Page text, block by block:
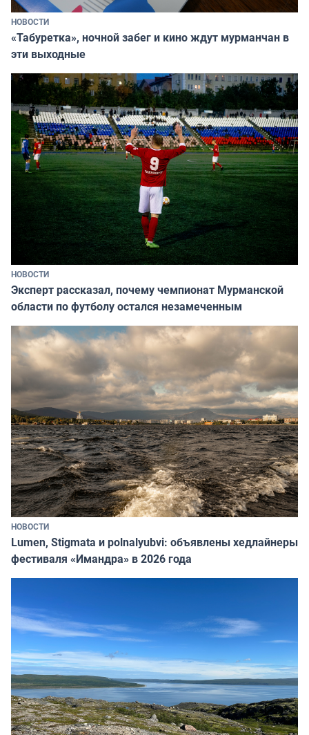
НОВОСТИ
«Табуретка», ночной забег и кино ждут мурманчан в
эти выходные
НОВОСТИ
Эксперт рассказал, почему чемпионат Мурманской
области по футболу остался незамеченным
НОВОСТИ
Lumen, Stigmata и polnalyubvi: объявлены хедлайнеры
фестиваля «Имандра» в 2026 года